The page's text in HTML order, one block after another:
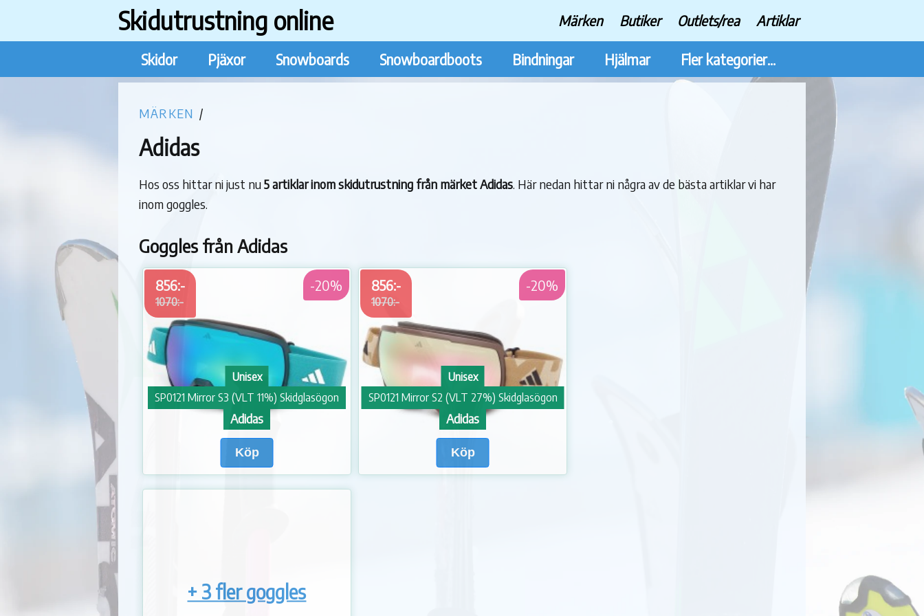
Skidutrustning online Märken Butiker Outlets/rea Artiklar
Skidor Pjäxor Snowboards Snowboardboots Bindningar Hjälmar Fler kategorier...
MÄRKEN /
Adidas
Hos oss hittar ni just nu5 artiklar inom skidutrustning från märket Adidas. Här nedan hittar ni några av de bästa artiklar vi har
inom goggles.
Goggles från Adidas
856:-
1070:-
-20%
Unisex
SP0121 Mirror S3 (VLT 11%) Skidglasögon
Adidas
Köp
856:-
1070:-
-20%
Unisex
SP0121 Mirror S2 (VLT 27%) Skidglasögon
Adidas
Köp
+ 3 fler goggles